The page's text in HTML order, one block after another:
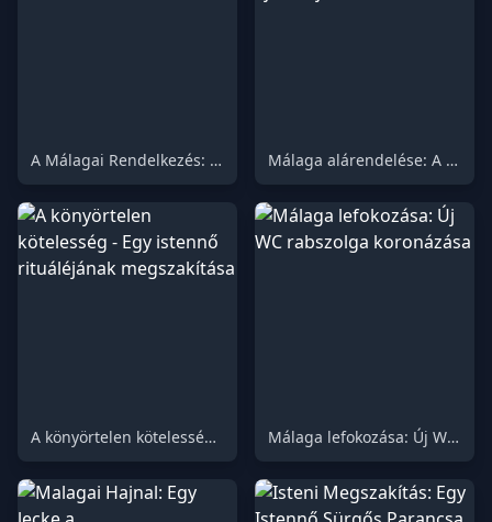
A Málagai Rendelkezés: Egy Trónom a Személyes Mosdómért Málaga alárendelése: A végső megaláztatás éjszakája
A könyörtelen kötelesség - Egy istennő rituáléjának megszakítása Málaga lefokozása: Új WC rabszolga koronázása